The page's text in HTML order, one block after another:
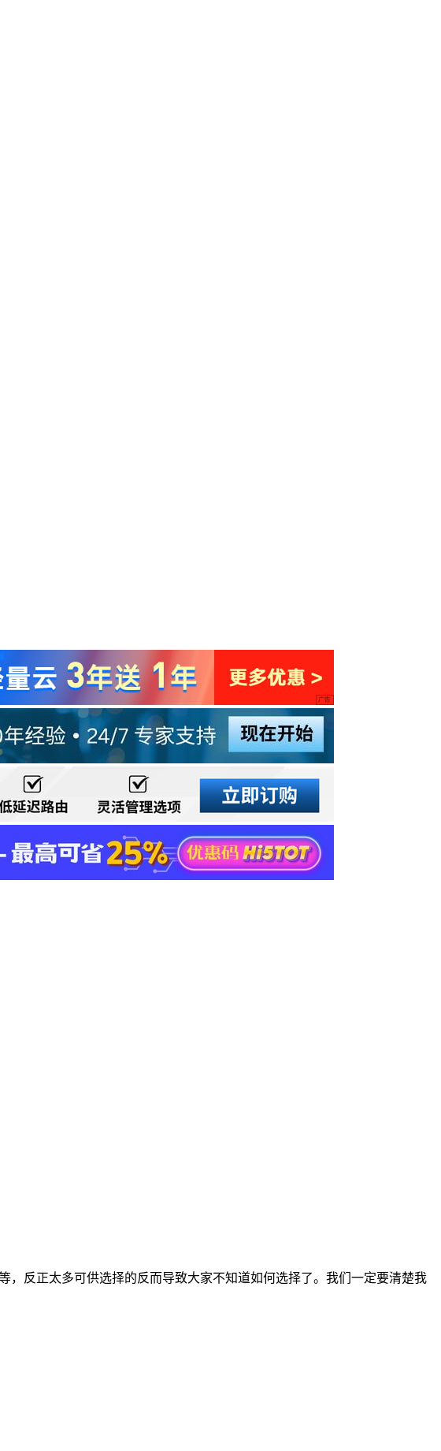
，反正太多可供选择的反而导致大家不知道如何选择了。我们一定要清楚我